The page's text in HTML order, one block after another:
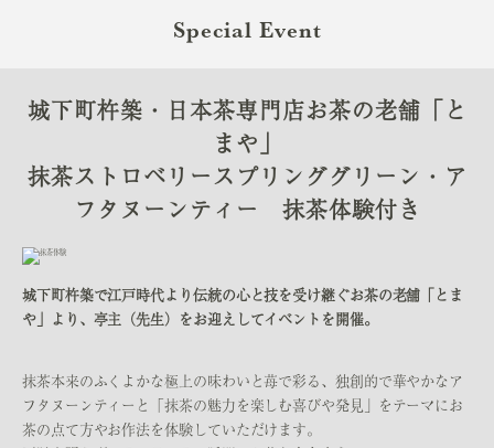
Special Event
城下町杵築・日本茶専門店お茶の老舗「と
まや」
抹茶ストロベリースプリンググリーン・ア
フタヌーンティー 抹茶体験付き
城下町杵築で江戸時代より伝統の心と技を受け継ぐお茶の老舗「とま
や」より、亭主（先生）をお迎えしてイベントを開催。
抹茶本来のふくよかな極上の味わいと苺で彩る、独創的で華やかなア
フタヌーンティーと「抹茶の魅力を楽しむ喜びや発見」をテーマにお
茶の点て方やお作法を体験していただけます。